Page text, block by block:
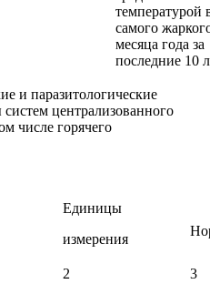
температурой
самого
месяца года за
последние 10
и паразитологические
централизованного
числе горячего
Единицы
измерения
2
3